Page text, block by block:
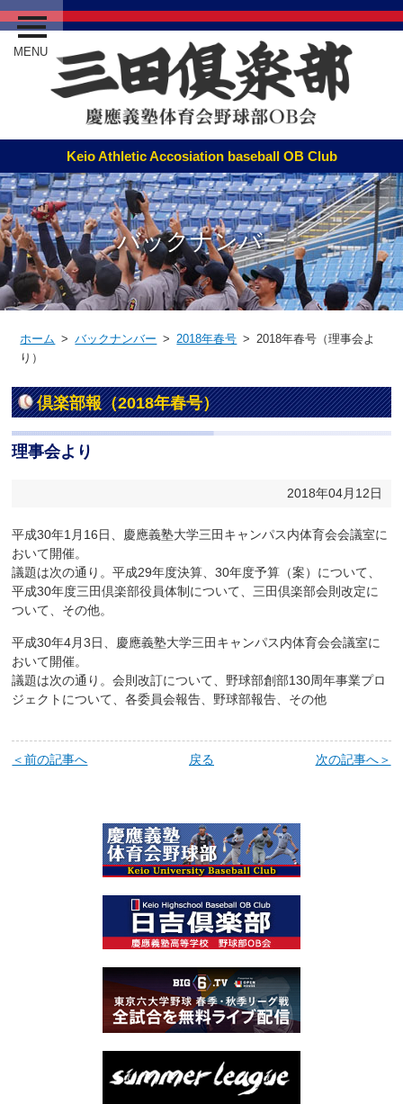
MENU
バックナンバー
ホーム >バックナンバー >2018年春号 > 2018年春号（理事会よ
り）
倶楽部報（2018年春号）
理事会より
2018年04月12日
平成30年1月16日、慶應義塾大学三田キャンパス内体育会会議室に
おいて開催。
議題は次の通り。平成29年度決算、30年度予算（案）について、
平成30年度三田倶楽部役員体制について、三田倶楽部会則改定に
ついて、その他。
平成30年4月3日、慶應義塾大学三田キャンパス内体育会会議室に
おいて開催。
議題は次の通り。会則改訂について、野球部創部130周年事業プロ
ジェクトについて、各委員会報告、野球部報告、その他
＜前の記事へ 戻る 次の記事へ＞